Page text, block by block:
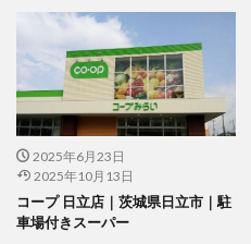
2025年6月23日
2025年10月13日
コープ 日立店｜茨城県日立市｜駐
車場付きスーパー